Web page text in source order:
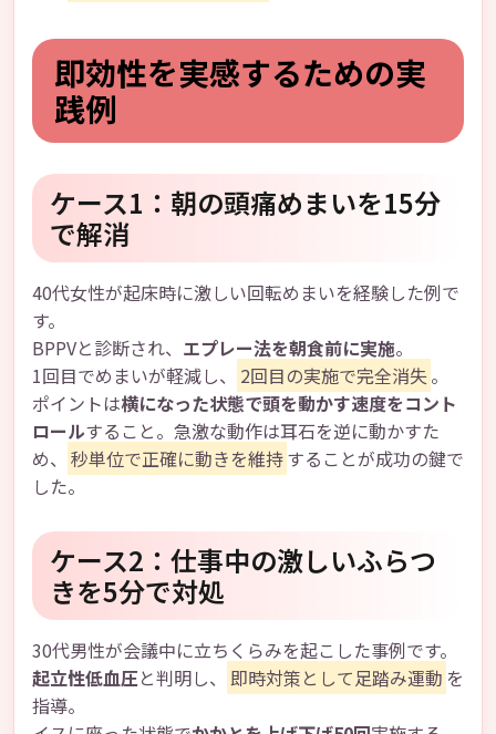
即効性を実感するための実
践例
ケース1：朝の頭痛めまいを15分
で解消
40代女性が起床時に激しい回転めまいを経験した例で
す。
BPPVと診断され、 エプレー法を朝食前に実施。
1回目でめまいが軽減し、
2回目の実施で完全消失。
ポイントは横になった状態で頭を動かす速度をコント
ロールすること。急激な動作は耳石を逆に動かすた
め、 秒単位で正確に動きを維持することが成功の鍵で
した。
ケース2：仕事中の激しいふらつ
きを5分で対処
30代男性が会議中に立ちくらみを起こした事例です。
起立性低血圧と判明し、 即時対策として足踏み運動 を
指導。